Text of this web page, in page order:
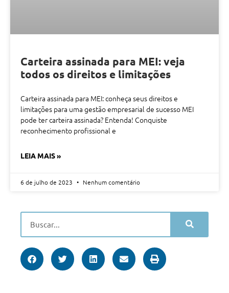
Carteira assinada para MEI: veja
todos os direitos e limitações
Carteira assinada para MEI: conheça seus direitos e
limitações para uma gestão empresarial de sucesso MEI
pode ter carteira assinada? Entenda! Conquiste
reconhecimento profissional e
LEIA MAIS »
6 de julho de 2023 Nenhum comentário